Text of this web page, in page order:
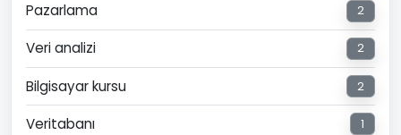
Pazarlama 2
Veri analizi 2
Bilgisayar kursu 2
Veritabanı 1